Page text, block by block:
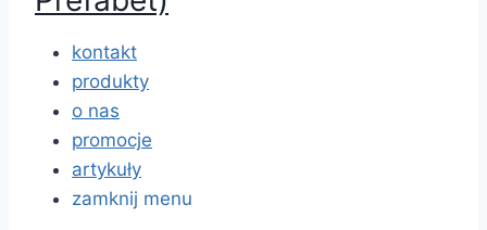
kontakt
produkty
o nas
promocje
artykuły
zamknij menu